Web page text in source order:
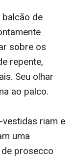
de
sobre os
repente,
Seu olhar
ao palco.
vestidas riam e
uma
prosecco